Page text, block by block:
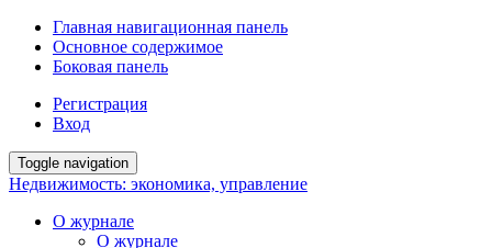
Главная навигационная панель
Основное содержимое
Боковая панель
Регистрация
Вход
Toggle navigation
Недвижимость: экономика, управление
О журнале
О журнале